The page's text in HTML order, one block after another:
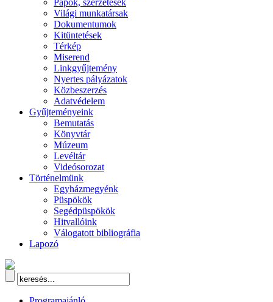
Papok, szerzetesek
Világi munkatársak
Dokumentumok
Kitüntetések
Térkép
Miserend
Linkgyűjtemény
Nyertes pályázatok
Közbeszerzés
Adatvédelem
Gyűjteményeink
Bemutatás
Könyvtár
Múzeum
Levéltár
Videósorozat
Történelmünk
Egyházmegyénk
Püspökök
Segédpüspökök
Hitvallóink
Válogatott bibliográfia
Lapozó